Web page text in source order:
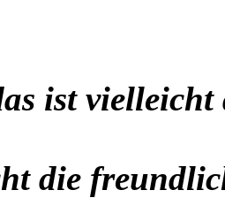
ist vielleicht
die